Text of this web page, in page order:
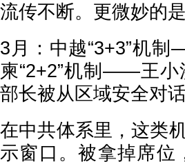
流传不断。更微妙的
3月：中越“3+3”机
柬“2+2”机制——王小
部长被从区域安全对
在中共体系里，这类
示窗口。被拿掉席位